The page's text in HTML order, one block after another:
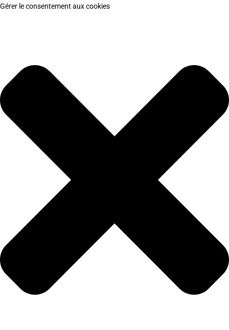
Gérer le consentement aux cookies